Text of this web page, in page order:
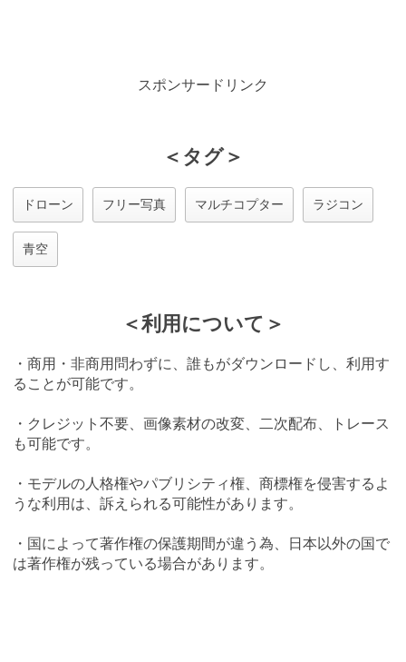
スポンサードリンク
＜タグ＞
ドローン フリー写真 マルチコプター ラジコン
青空
＜利用について＞
・商用・非商用問わずに、誰もがダウンロードし、利用す
ることが可能です。
・クレジット不要、画像素材の改変、二次配布、トレース
も可能です。
・モデルの人格権やパブリシティ権、商標権を侵害するよ
うな利用は、訴えられる可能性があります。
・国によって著作権の保護期間が違う為、日本以外の国で
は著作権が残っている場合があります。